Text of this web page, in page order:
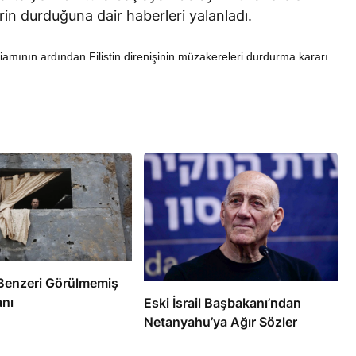
durduğuna dair haberleri yalanladı.
ardından Filistin direnişinin müzakereleri durdurma kararı
Görülmemiş
Eski İsrail Başbakanı’ndan
Netanyahu’ya Ağır Sözler
Sonrası
Çalışıyor?
Bahreynli Muhalif Din Adamı 6
yıldır Tutuklu